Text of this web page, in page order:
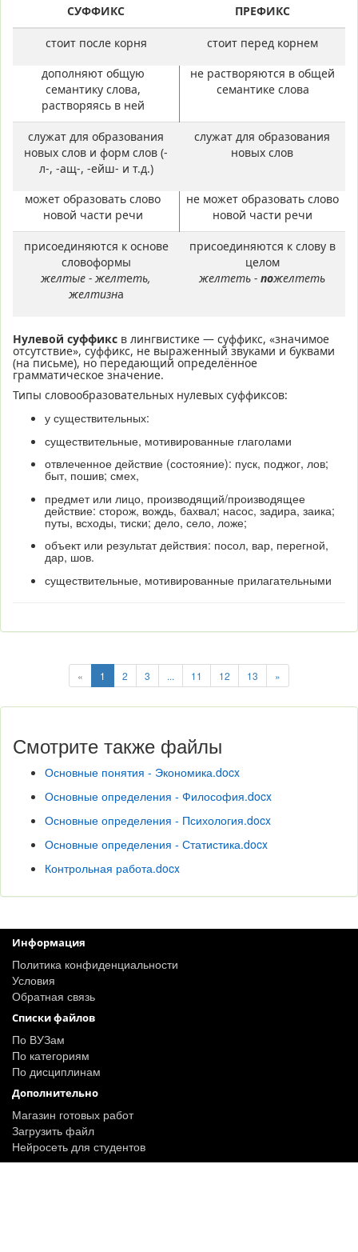
СУФФИКС ПРЕФИКС
стоит после корня
стоит перед корнем
дополняют общую
семантику слова,
растворяясь в ней
не растворяются в общей
семантике слова
служат для образования
новых слов и форм слов (-
л-, -ащ-, -ейш- и т.д.)
служат для образования
новых слов
может образовать слово
новой части речи
не может образовать слово
новой части речи
присоединяются к основе
словоформы
желтые - желтеть,
желтизна
присоединяются к слову в
целом
желтеть - пожелтеть
Нулевой суффикс в лингвистике — суффикс, «значимое
отсутствие», суффикс, не выраженный звуками и буквами
(на письме), но передающий определённое
грамматическое значение.
Типы словообразовательных нулевых суффиксов:
у существительных:
существительные, мотивированные глаголами
отвлеченное действие (состояние): пуск, поджог, лов;
быт, пошив; смех,
предмет или лицо, производящий/производящее
действие: сторож, вождь, бахвал; насос, задира, заика;
путы, всходы, тиски; дело, село, ложе;
объект или результат действия: посол, вар, перегной,
дар, шов.
существительные, мотивированные прилагательными
« 1 2 3 ... 11 12 13 »
Смотрите также файлы
Основные понятия - Экономика.docx
Основные определения - Философия.docx
Основные определения - Психология.docx
Основные определения - Статистика.docx
Контрольная работа.docx
Информация
Политика конфиденциальности
Условия
Обратная связь
Списки файлов
По ВУЗам
По категориям
По дисциплинам
Дополнительно
Магазин готовых работ
Загрузить файл
Нейросеть для студентов